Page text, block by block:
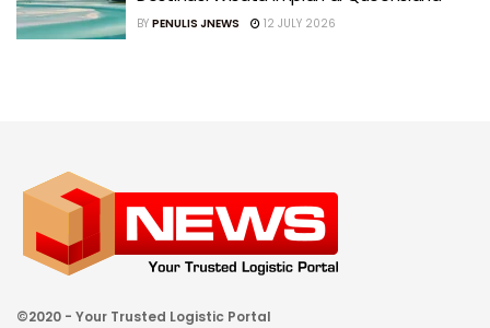
BY PENULIS JNEWS 12 JULY 2026
©2020 - Your Trusted Logistic Portal